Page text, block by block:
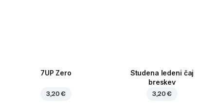
7UP Zero
3,20 €
Studena ledeni čaj
breskev
3,20 €